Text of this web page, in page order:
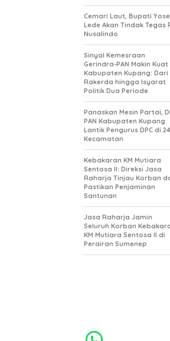
Cemari Laut, Bupati
Lede Akan Tindak Tegas
Nusalindo
Sinyal Kemesraan
Gerindra-PAN Makin Kuat
Kabupaten Kupang: Dari
Rakerda hingga Isyarat
Politik Dua Periode
Panaskan Mesin Partai,
PAN Kabupaten Kupang
Lantik Pengurus DPC di 24
Kecamatan
Kebakaran KM Mutiara
Sentosa II: Direksi Jasa
Raharja Tinjau Korban
Pastikan Penjaminan
Santunan
Jasa Raharja Jamin
Seluruh Korban
KM Mutiara Sentosa II di
Perairan Sumenep